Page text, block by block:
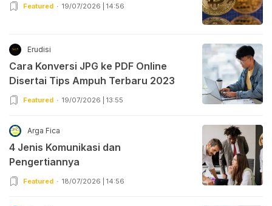
Featured 19/07/2026 | 14:56
Erudisi
Cara Konversi JPG ke PDF Online
Disertai Tips Ampuh Terbaru 2023
Featured 19/07/2026 | 13:55
Arga Fica
4 Jenis Komunikasi dan
Pengertiannya
Featured 18/07/2026 | 14:56